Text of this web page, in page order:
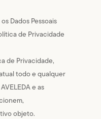
Dados Pessoais
de Privacidade
de Privacidade,
todo e qualquer
e as
objeto.